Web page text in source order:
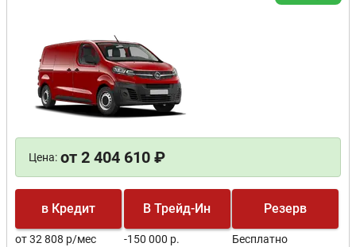
Цена: от 2 404 610 ₽
в Кредит
от 32 808 р/мес
В Трейд-Ин
-150 000 р.
Резерв
Бесплатно